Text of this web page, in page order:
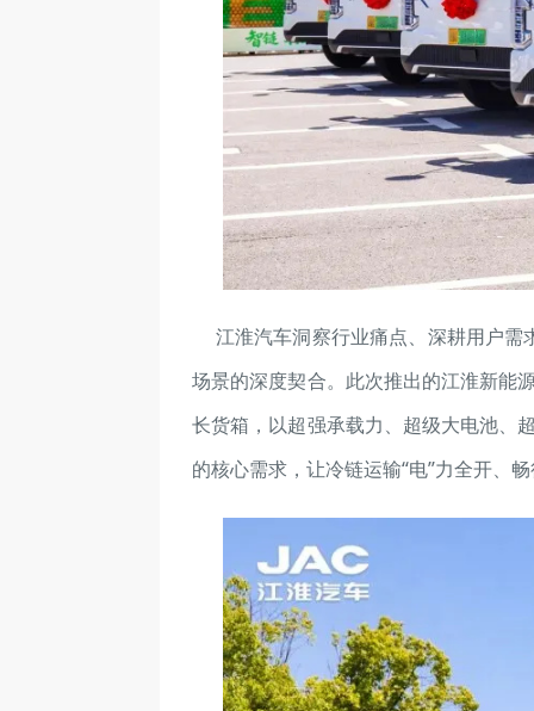
江淮汽车洞察行业痛点、深耕用户
场景的深度契合。此次推出的江淮新能
长货箱，以超强承载力、超级大电池、
的核心需求，让冷链运输“电”力全开、